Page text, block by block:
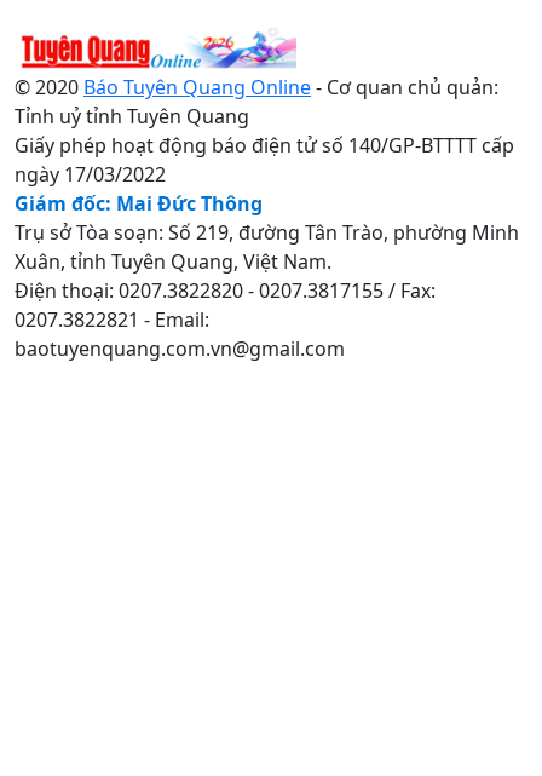
© 2020 Báo Tuyên Quang Online- Cơ quan chủ quản:
Tỉnh uỷ tỉnh Tuyên Quang
Giấy phép hoạt động báo điện tử số 140/GP-BTTTT cấp
ngày 17/03/2022
Giám đốc: Mai Đức Thông
Trụ sở Tòa soạn: Số 219, đường Tân Trào, phường Minh
Xuân, tỉnh Tuyên Quang, Việt Nam.
Điện thoại: 0207.3822820 - 0207.3817155 / Fax:
0207.3822821 - Email:
baotuyenquang.com.vn@gmail.com